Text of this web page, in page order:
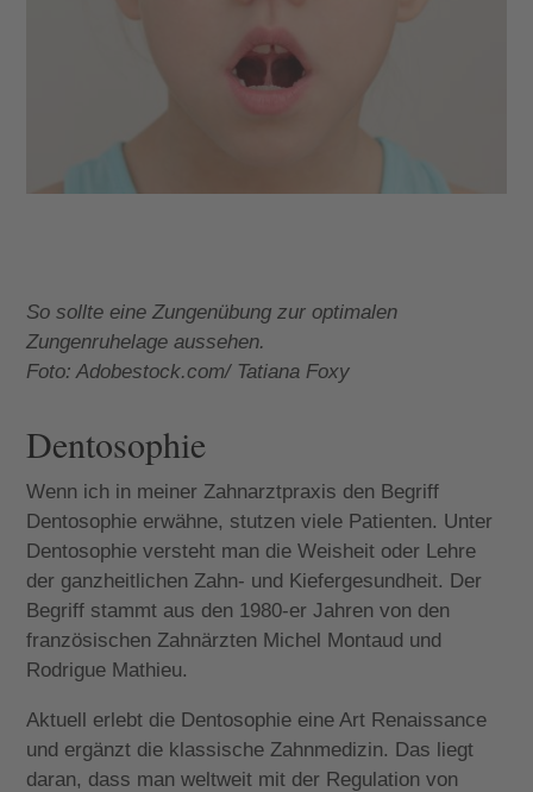
So sollte eine Zungenübung zur optimalen
Zungenruhelage aussehen.
Foto: Adobestock.com/ Tatiana Foxy
Dentosophie
Wenn ich in meiner Zahnarztpraxis den Begriff
Dentosophie erwähne, stutzen viele Patienten. Unter
Dentosophie versteht man die Weisheit oder Lehre
der ganzheitlichen Zahn- und Kiefergesundheit. Der
Begriff stammt aus den 1980-er Jahren von den
französischen Zahnärzten Michel Montaud und
Rodrigue Mathieu.
Aktuell erlebt die Dentosophie eine Art Renaissance
und ergänzt die klassische Zahnmedizin. Das liegt
daran, dass man weltweit mit der Regulation von